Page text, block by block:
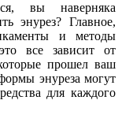
вы наверняка
энурез? Главное,
и методы
все зависит от
прошел ваш
энуреза могут
для каждого